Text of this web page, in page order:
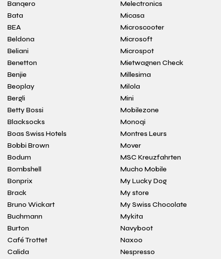
Banqero
Bata
BEA
Beldona
Beliani
Benetton
Benjie
Beoplay
Bergli
Betty Bossi
Blacksocks
Boas Swiss Hotels
Bobbi Brown
Bodum
Bombshell
Bonprix
Brack
Bruno Wickart
Buchmann
Burton
Café Trottet
Calida
Melectronics
Micasa
Microscooter
Microsoft
Microspot
Mietwagnen Check
Millesima
Milola
Mini
Mobilezone
Monoqi
Montres Leurs
Mover
MSC Kreuzfahrten
Mucho Mobile
My Lucky Dog
My store
My Swiss Chocolate
Mykita
Navyboot
Naxoo
Nespresso